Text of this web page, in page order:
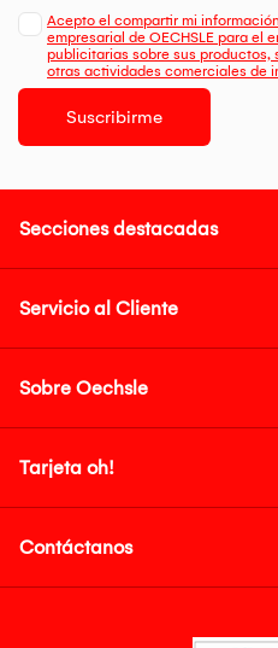
Acepto el compartir mi
empresarial de OECHSLE para el
publicitarias sobre sus productos,
otras actividades comerciales de
Suscribirme
Secciones destacadas
Servicio al Cliente
Sobre Oechsle
Tarjeta oh!
Contáctanos